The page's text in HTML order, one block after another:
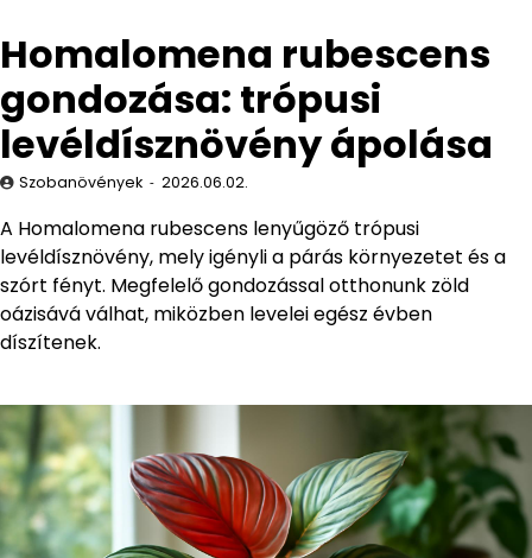
Homalomena rubescens
gondozása: trópusi
levéldísznövény ápolása
Szobanövények 2026.06.02.
A Homalomena rubescens lenyűgöző trópusi
levéldísznövény, mely igényli a párás környezetet és a
szórt fényt. Megfelelő gondozással otthonunk zöld
oázisává válhat, miközben levelei egész évben
díszítenek.